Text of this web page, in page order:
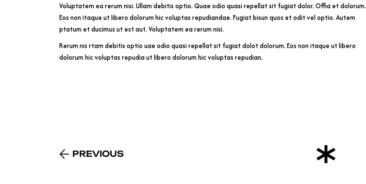
Voluptatem ea rerum nisi. Ullam debitis optio. Quae odio quasi repellat sit fugiat dolor. Offia et dolorum.
Eos non itaque ut libero dolorum hic voluptas repudiandae. Fugiat bisun quos et odit vel optio. Autem
ptatum et ducimus ut est aut. Voluptatem ea rerum nisi.
Rerum nis rtam debitis optio uae odio quasi repellat sit fugiat dolot dolorum. Eos non itaque ut libero
dolorum hic voluptas repudia ut libero dolorum hic voluptas repudian.
PREVIOUS